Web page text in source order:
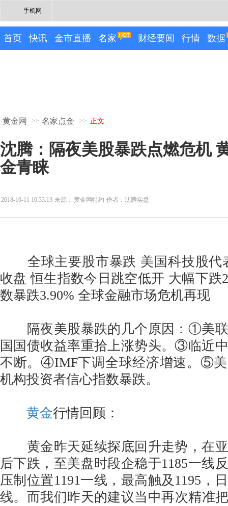
手机网
首页 快讯 金市直播 名家 财经要闻 行情 数据
黄金网 >> 名家点金 >> 正文
沈腾：隔夜美股暴跌点燃危机
金青睐
2018-10-11 10:33:13 来源： 黄金网特约 作者：沈腾实盘
全球主要股市暴跌 美国科技股代
收盘 恒生指数今日跳空低开 大幅下跌
数暴跌3.90% 全球金融市场危机再现
隔夜美股暴跌的几个原因：①美
国国债收益率重拾上涨势头。③临近
不断。④IMF下调全球经济增速。⑤
机构投资者信心指数暴跌。
黄金行情回顾：
黄金昨天延续探底回升走势，在亚
后下跌，至美盘时段企稳于1185一线
压制位置1191一线，最高触及1195，
线。而我们昨天的建议当中再次精准